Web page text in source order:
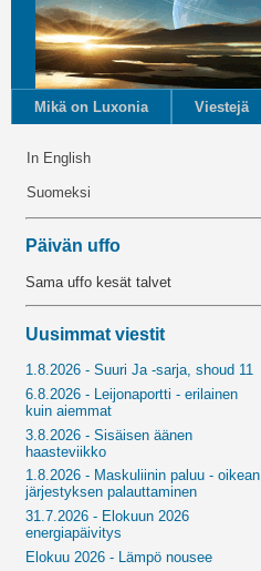
Mikä on Luxonia Viestejä
In English
Suomeksi
Päivän uffo
Sama uffo kesät talvet
Uusimmat viestit
1.8.2026 - Suuri Ja -sarja, shoud 11
6.8.2026 - Leijonaportti - erilainen
kuin aiemmat
3.8.2026 - Sisäisen äänen
haasteviikko
1.8.2026 - Maskuliinin paluu - oikean
järjestyksen palauttaminen
31.7.2026 - Elokuun 2026
energiapäivitys
Elokuu 2026 - Lämpö nousee